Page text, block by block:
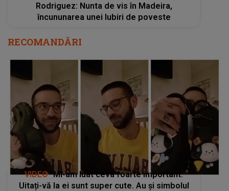
Rodriguez: Nunta de vis în Madeira,
încununarea unei Iubiri de poveste
RECOMANDĂRI
VIDEO"Mi-am luat ceva foarte important.
Uitați-vă la ei sunt super cute. Au și simbolul